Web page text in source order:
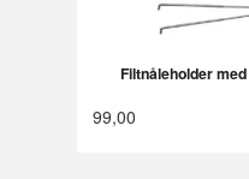
Filtnåleholder
99,00